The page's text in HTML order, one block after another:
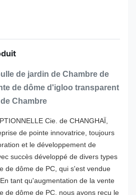
de jardin de Chambre de
de dôme d'igloo transparent
Chambre
Cie. de CHANGHAÏ,
de pointe innovatrice, toujours
et le développement de
succès développé de divers types
de dôme de PC, qui s'est vendue
tant qu'augmentation de la vente
de dôme de PC, nous avons reçu le